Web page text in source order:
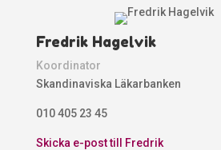
Fredrik Hagelvik
Koordinator
Skandinaviska Läkarbanken
010 405 23 45
Skicka e-post till Fredrik